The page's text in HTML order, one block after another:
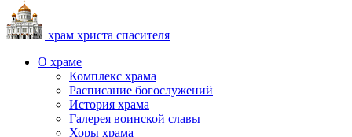
храм христа спасителя
О храме
Комплекс храма
Расписание богослужений
История храма
Галерея воинской славы
Хоры храма